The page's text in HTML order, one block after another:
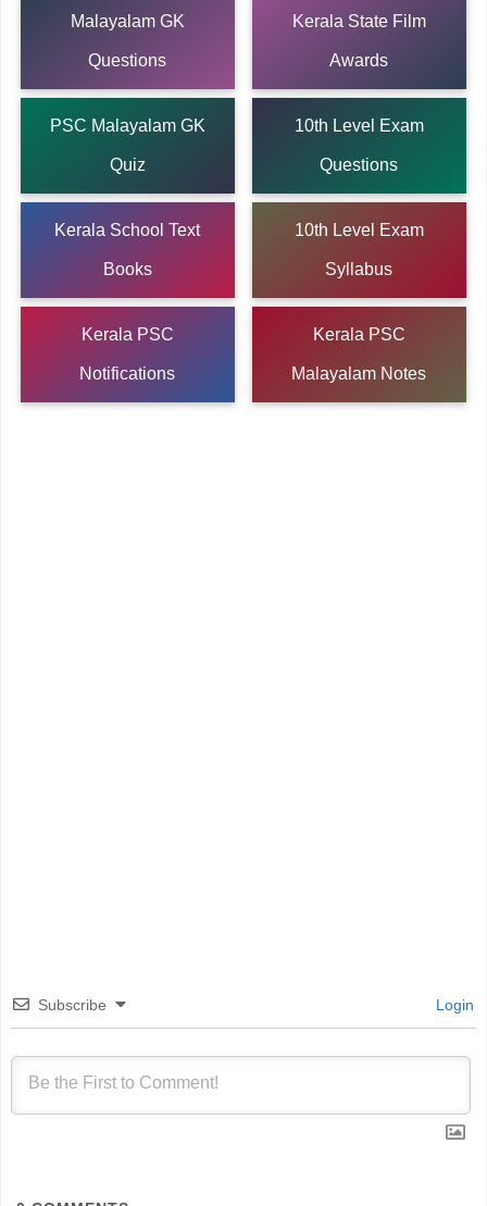
Malayalam GK
Questions
Kerala State Film
Awards
PSC Malayalam GK
Quiz
10th Level Exam
Questions
Kerala School Text
Books
10th Level Exam
Syllabus
Kerala PSC
Notifications
Kerala PSC
Malayalam Notes
Subscribe Login